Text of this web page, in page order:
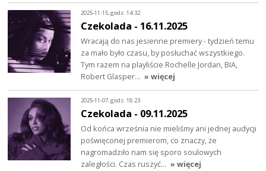
2025-11-15, godz. 14:32
Czekolada - 16.11.2025
Wracają do nas jesienne premiery - tydzień temu
za mało było czasu, by posłuchać wszystkiego.
Tym razem na playliście Rochelle Jordan, BIA,
Robert Glasper… » więcej
2025-11-07, godz. 18:23
Czekolada - 09.11.2025
Od końca września nie mieliśmy ani jednej audycji
poświęconej premierom, co znaczy, że
nagromadziło nam się sporo soulowych
zaległości. Czas ruszyć… » więcej